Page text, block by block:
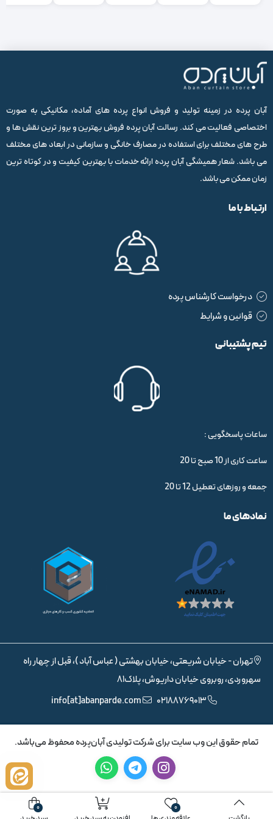
آبان پرده در زمینه تولید و فروش انواع پرده های آماده، مکانیکی به صورت
اختصاصی فعالیت می کند. رسالت آبان پرده فروش بهترین و بروز ترین نقش ها و
طرح های مختلف برای استفاده در مصارف خانگی و سازمانی در ابعاد های مختلف
می باشد. شعار همیشگی آبان پرده ارائه خدمات با بهترین کیفیت و در کوتاه ترین
زمان ممکن می باشد.
ارتباط با ما
درخواست کارشناس پرده
قوانین و شرایط
تیم پشتیبانی
ساعات پاسخگویی :
ساعت کاری از 10 صبح تا 20
جمعه و روزهای تعطیل 12 تا 20
نمادهای ما
تهران - خیابان شریعتی، خیابان بهشتی ( عباس آباد )، قبل از چهار راه
سهروردی، روبروی خیابان داریوش، پلاک81
02188769013
info[at]abanparde.com
تمام حقوق اين وب سايت برای شرکت تولیدی آبان‌پرده محفوظ می‌باشد.
0
0